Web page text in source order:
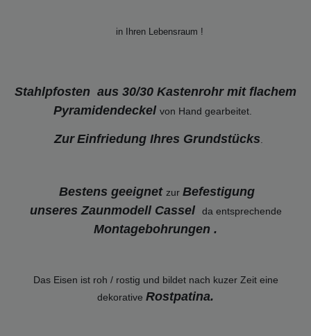
in Ihren Lebensraum !
Stahlpfosten aus 30/30 Kastenrohr mit flachem
Pyramidendeckel von Hand gearbeitet.
Zur Einfriedung Ihres Grundstücks
Bestens geeignet zur Befestigung
unseres Zaunmodell Cassel
da entsprechende
Montagebohrungen .
Das Eisen ist roh / rostig und bildet nach kuzer Zeit eine
dekorative Rostpatina.